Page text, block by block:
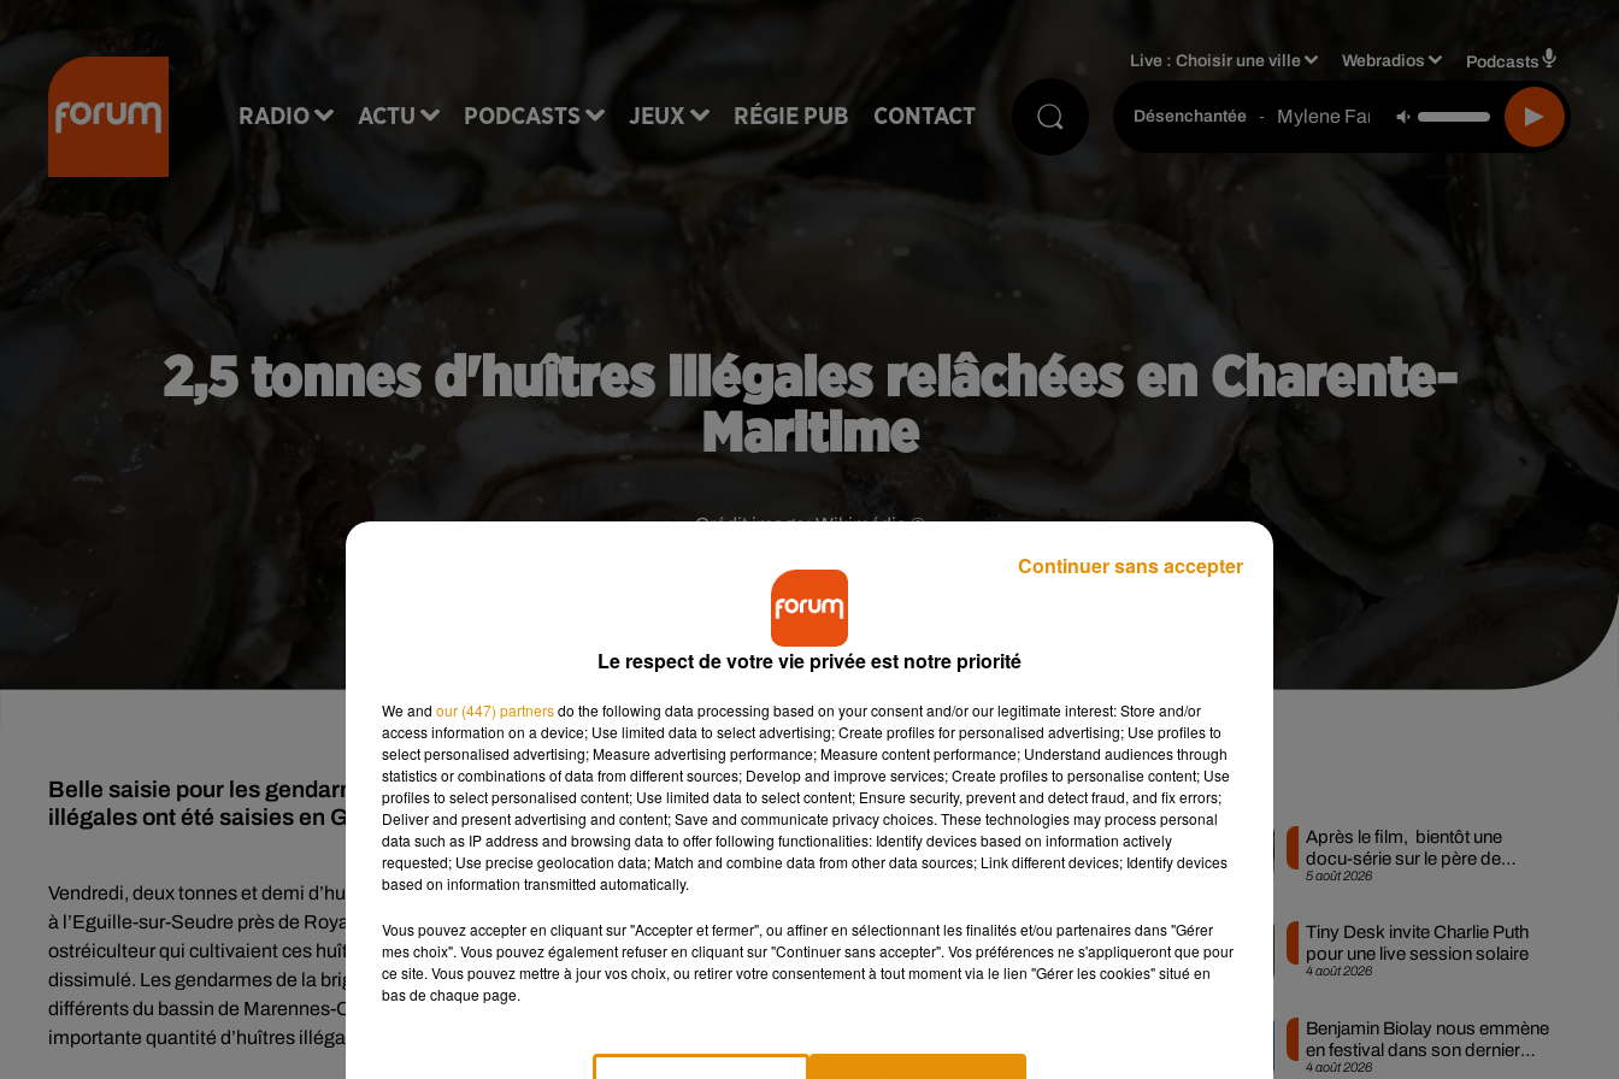
RADIO ACTU PODCASTS JEUX RÉGIE PUB CONTACT
Live :Choisir une ville Webradios Podcasts
Désenchantée - Mylene Farmer
2,5 tonnes d'huîtres illégales relâchées en Charente-
Maritime
Crédit image:Wikimédia ©
Belle saisie pour les gendarmes de la brigade nautique de Charente-Maritime ! 2,5 tonnes d'huîtres
illégales ont été saisies en Gironde à Royan.
Vendredi, deux tonnes et demi d’huîtres illégales ont été remises à l’eau en Charente-Maritime. Elles venaient d’être saisies
à l’Eguille-sur-Seudre près de Royan. Elles étaient destinées au marché noir. Ce sont quatre retraités dont un ancien
ostréiculteur qui cultivaient ces huîtres depuis 2005 en dehors de tout cadre réglementaire. Ils seront poursuivis pour travail
dissimulé. Les gendarmes de la brigade nautique du département les ont immédiatement rejetées en mer, sur quatorze sites
différents du bassin de Marennes-Oléron selon nos confrères de la Charente Libre. D’après la gendarmerie, c’est la plus
importante quantité d’huîtres illégales saisie remises à l’eau.
Musique
5 août 2026
Après le film, bientôt une
docu-série sur le père de
Michael Jackson
4 août 2026
Tiny Desk invite Charlie Puth
pour une live session solaire
4 août 2026
Benjamin Biolay nous emmène
en festival dans son dernier
clip
Le respect de votre vie privée est notre priorité
We and our (447) partnersdo the following data processing based on your consent and/or our legitimate interest: Store and/or
access information on a device; Use limited data to select advertising; Create profiles for personalised advertising; Use profiles to
select personalised advertising; Measure advertising performance; Measure content performance; Understand audiences through
statistics or combinations of data from different sources; Develop and improve services; Create profiles to personalise content; Use
profiles to select personalised content; Use limited data to select content; Ensure security, prevent and detect fraud, and fix errors;
Deliver and present advertising and content; Save and communicate privacy choices. These technologies may process personal
data such as IP address and browsing data to offer following functionalities: Identify devices based on information actively
requested; Use precise geolocation data; Match and combine data from other data sources; Link different devices; Identify devices
based on information transmitted automatically.
Vous pouvez accepter en cliquant sur "Accepter et fermer", ou affiner en sélectionnant les finalités et/ou partenaires dans "Gérer
mes choix". Vous pouvez également refuser en cliquant sur "Continuer sans accepter". Vos préférences ne s'appliqueront que pour
ce site. Vous pouvez mettre à jour vos choix, ou retirer votre consentement à tout moment via le lien "Gérer les cookies" situé en
bas de chaque page.
Continuer sans accepter